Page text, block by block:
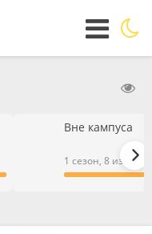
Вне кампуса
1 сезон, 8 из 9